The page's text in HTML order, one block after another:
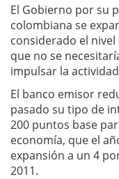
El Gobierno por su
colombiana se
considerado el
que no se
impulsar la
El banco emisor
pasado su tipo de
200 puntos base
economía, que el
expansión a un 4
2011.